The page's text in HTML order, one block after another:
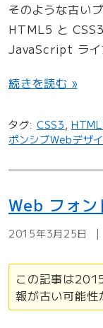
そのような古い
HTML5 と
JavaScript ライ
“
T
M
、
S
S
の
続きを読む »
タグ: CSS3,
ポンシブWebデザ
Web フォン
2015年3月25日
この記事は
報が古い可能性